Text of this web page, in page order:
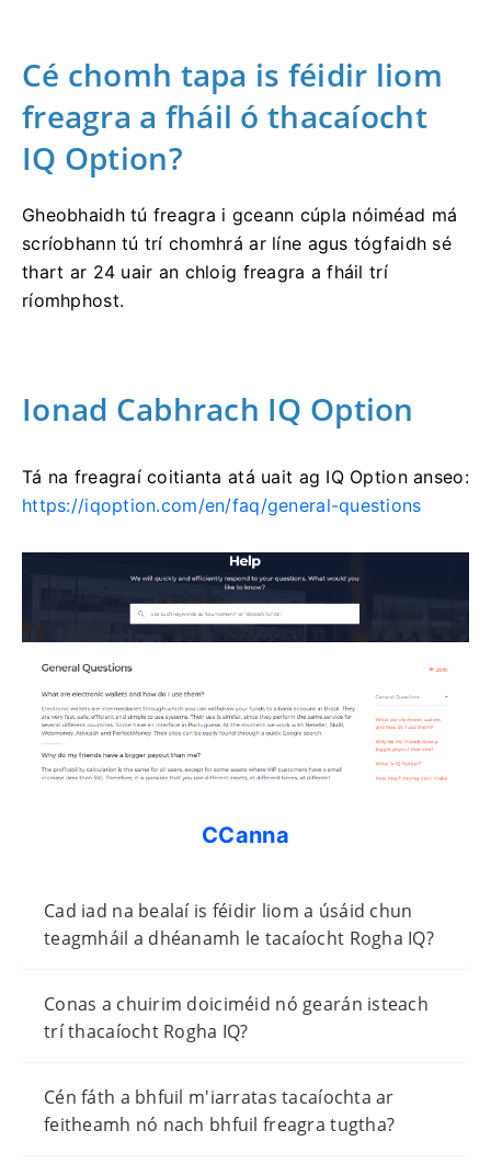
Cé chomh tapa is féidir liom
freagra a fháil ó thacaíocht
IQ Option?
Gheobhaidh tú freagra i gceann cúpla nóiméad má
scríobhann tú trí chomhrá ar líne agus tógfaidh sé
thart ar 24 uair an chloig freagra a fháil trí
ríomhphost.
Ionad Cabhrach IQ Option
Tá na freagraí coitianta atá uait ag IQ Option anseo:
https://iqoption.com/en/faq/general-questions
CCanna
Cad iad na bealaí is féidir liom a úsáid chun
teagmháil a dhéanamh le tacaíocht Rogha IQ?
Conas a chuirim doiciméid nó gearán isteach
trí thacaíocht Rogha IQ?
Cén fáth a bhfuil m'iarratas tacaíochta ar
feitheamh nó nach bhfuil freagra tugtha?